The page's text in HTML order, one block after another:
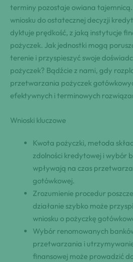
terminy pozostaje owiana
wniosku do ostatecznej decyzji
dyktuje prędkość, z jaką instytucje
pożyczek. Jak jednostki mogą
terenie i przyspieszyć swoje
pożyczek? Bądźcie z nami, gdy
przetwarzania pożyczek
efektywnych i terminowych
Wnioski kluczowe
Kwota pożyczki, metoda
zdolności kredytowej i wybór
wpływają na czas
gotówkowej.
Zrozumienie procedur
działanie szybko może
wniosku o pożyczkę
Wybór renomowanych
przetwarzania i
finansowej może prowadzić